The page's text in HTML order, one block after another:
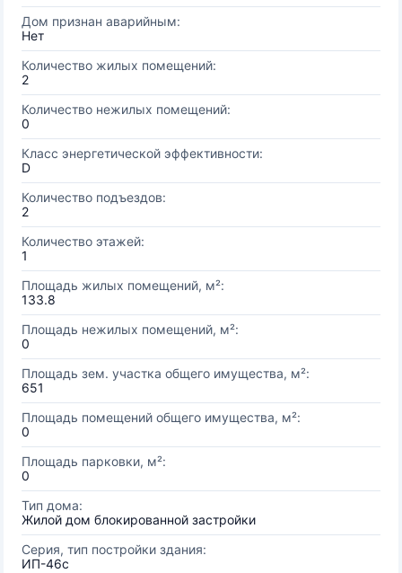
Дом признан аварийным:
Нет
Количество жилых помещений:
2
Количество нежилых помещений:
0
Класс энергетической эффективности:
D
Количество подъездов:
2
Количество этажей:
1
Площадь жилых помещений, м²:
133.8
Площадь нежилых помещений, м²:
0
Площадь зем. участка общего имущества, м²:
651
Площадь помещений общего имущества, м²:
0
Площадь парковки, м²:
0
Тип дома:
Жилой дом блокированной застройки
Серия, тип постройки здания:
ИП-46с